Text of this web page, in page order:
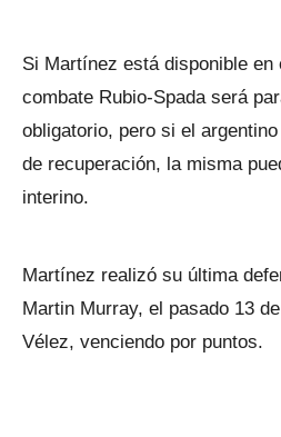
Si Martínez está disponible en
combate Rubio-Spada será
obligatorio, pero si el
de recuperación, la misma
interino.
Martínez realizó su última
Martin Murray, el pasado 13
Vélez, venciendo por puntos.